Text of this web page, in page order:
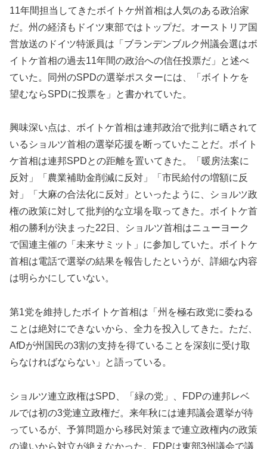
11年間担当してきたボイトケ州首相は人気のある政治家
だ。州の経済もドイツ東部ではトップだ。オーストリア国
営放送のドイツ特派員は「ブランデンブルク州議会選はボ
イトケ首相の過去11年間の政治への信任投票だ」と述べ
ていた。同州のSPDの選挙ポスターには、「ボイトケを
望むならSPDに投票を」と書かれていた。
興味深い点は、ボイトケ首相は連邦政治で批判に晒されて
いるショルツ首相の選挙応援を断っていたことだ。ボイト
ケ首相は連邦SPDとの距離を置いてきた。「暖房法案に
反対」「農業補助金削減に反対」「市民給付の増額に反
対」「大麻の合法化に反対」といったように、ショルツ政
権の政策に対して批判的な立場を取ってきた。ボイトケ首
相の勝利が決まった22日、ショルツ首相はニューヨーク
で国連主催の「未来サミット」に参加していた。ボイトケ
首相は電話で選挙の結果を報告したというが、詳細な内容
は明らかにしていない。
第1党を維持したボイトケ首相は「州を極右政党に委ねる
ことは絶対にできないから、全力を投入してきた。ただ、
AfDが州国民の3割の支持を得ていることを深刻に受け取
らなければならない」と語っている。
ショルツ連立政権はSPD、「緑の党」、FDPの連邦レベ
ルでは初の3党連立政権だ。来年秋には連邦議会選挙が待
っているが、予算問題から移民対策まで連立政権内の政策
の違いから対立が絶えなかった。FDPは東部3州議会で議